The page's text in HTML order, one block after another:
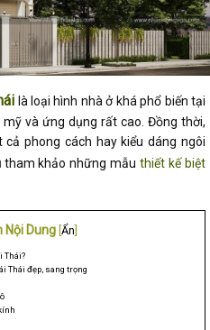
là loại hình nhà ở khá phổ biến tại
và ứng dụng rất cao. Đồng thời,
phong cách hay kiểu dáng ngôi
tham khảo những mẫuthiết kế biệt
Nội Dung Ẩn
Thái?
Thái đẹp, sang trọng